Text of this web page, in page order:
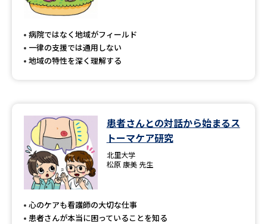
大学で学べる内容や特徴を調べる
データサイエンス特集 奨学金・特待生制度特集
デジタルパンフレット 進路の３択
新学年スタート号特集ページ
（高3生用）
病院ではなく地域がフィールド
一律の支援では通用しない
地域の特性を深く理解する
患者さんとの対話から始まるス
トーマケア研究
北里大学
松原 康美 先生
心のケアも看護師の大切な仕事
患者さんが本当に困っていることを知る